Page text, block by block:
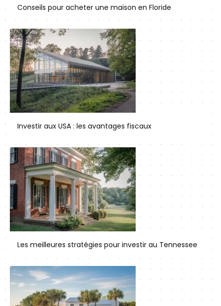
Conseils pour acheter une maison en Floride
Investir aux USA : les avantages fiscaux
Les meilleures stratégies pour investir au Tennessee